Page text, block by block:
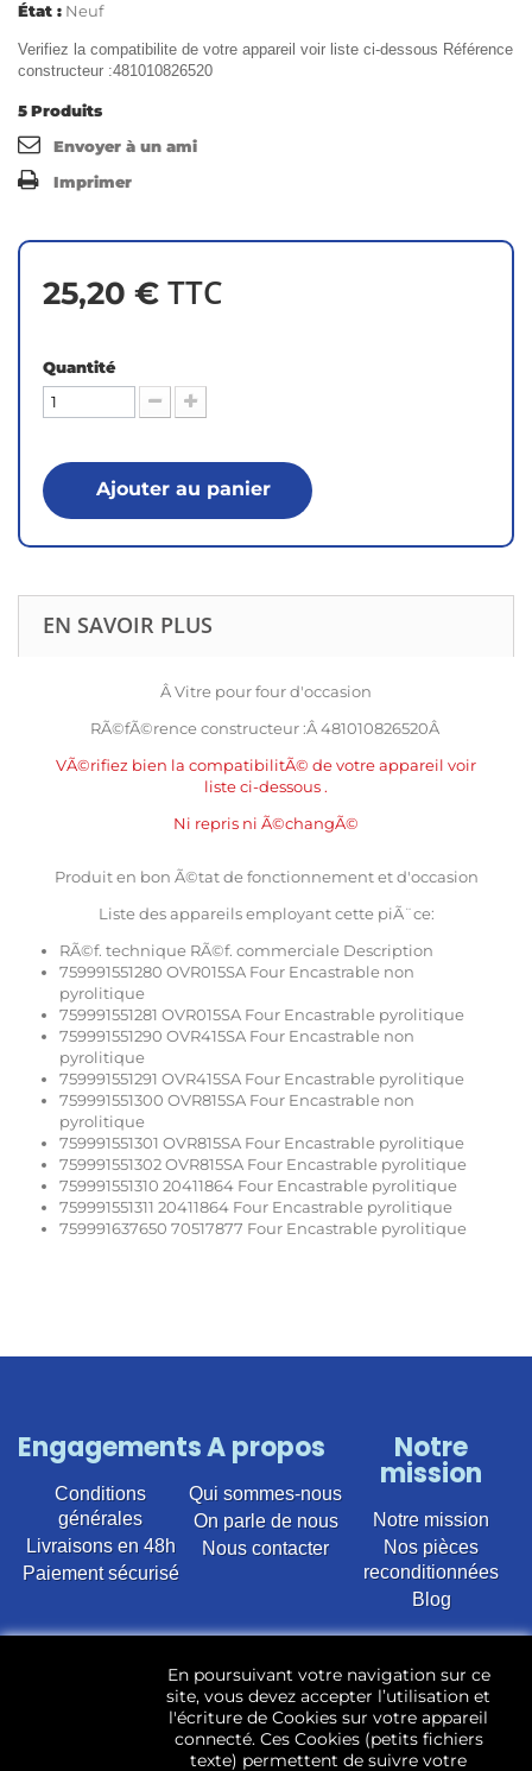
État : Neuf
Verifiez la compatibilite de votre appareil voir liste ci-dessous Référence
constructeur :481010826520
5Produits
Envoyer à un ami
Imprimer
25,20 € TTC
Quantité
Ajouter au panier
EN SAVOIR PLUS
Â Vitre pour four d'occasion
RÃ©fÃ©rence constructeur :Â 481010826520Â
VÃ©rifiez bien la compatibilitÃ© de votre appareil voir
liste ci-dessous .
Ni repris ni Ã©changÃ©
Produit en bon Ã©tat de fonctionnement et d'occasion
Liste des appareils employant cette piÃ¨ce:
RÃ©f. technique RÃ©f. commerciale Description
759991551280 OVR015SA Four Encastrable non
pyrolitique
759991551281 OVR015SA Four Encastrable pyrolitique
759991551290 OVR415SA Four Encastrable non
pyrolitique
759991551291 OVR415SA Four Encastrable pyrolitique
759991551300 OVR815SA Four Encastrable non
pyrolitique
759991551301 OVR815SA Four Encastrable pyrolitique
759991551302 OVR815SA Four Encastrable pyrolitique
759991551310 20411864 Four Encastrable pyrolitique
759991551311 20411864 Four Encastrable pyrolitique
759991637650 70517877 Four Encastrable pyrolitique
Engagements
Conditions
générales
Livraisons en 48h
Paiement sécurisé
A propos
Qui sommes-nous
On parle de nous
Nous contacter
Notre
mission
Notre mission
Nos pièces
reconditionnées
Blog
d’occasion pour toutes marques et modèles. Plus de
22 400 références (Lave-linge, Sèche-linge, Lave-
vaisselle, Micro-ondes, Fours, Cuisinières, Plaques de
cuisson, Réfrigérateurs, Congélateurs, aspirateurs,
En poursuivant votre navigation sur ce
site, vous devez accepter l’utilisation et
l'écriture de Cookies sur votre appareil
connecté. Ces Cookies (petits fichiers
texte) permettent de suivre votre